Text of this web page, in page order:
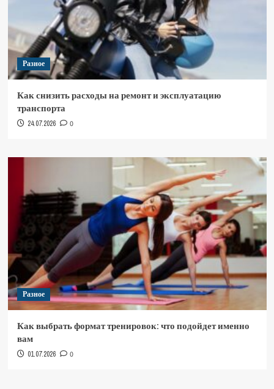
Разное
Как снизить расходы на ремонт и эксплуатацию
транспорта
24.07.2026 0
Разное
Как выбрать формат тренировок: что подойдет именно
вам
01.07.2026 0